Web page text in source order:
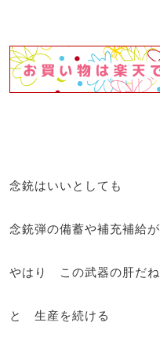
念銃はいいとしても
念銃弾の備蓄や補充補給が
やはり この武器の肝だね
と 生産を続ける